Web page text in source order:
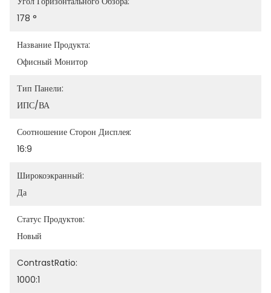
178 °
Название Продукта:
Офисный Монитор
Тип Панели:
ИПС/ВА
Соотношение Сторон Дисплея:
16:9
Широкоэкранный:
Да
Статус Продуктов:
Новый
ContrastRatio:
1000:1